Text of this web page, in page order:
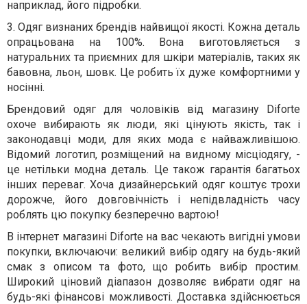
наприклад, його підробки.
3. Одяг визнаних брендів найвищої якості. Кожна деталь
опрацьована на 100%. Вона виготовляється з
натуральних та приємних для шкіри матеріалів, таких як
бавовна, льон, шовк. Це робить їх дуже комфортними у
носінні.
Брендовий одяг для чоловіків від магазину Diforte
охоче вибирають як люди, які цінують якість, так і
законодавці моди, для яких мода є найважливішою.
Відомий логотип, розміщений на видному місціодягу, -
це нетільки модна деталь. Це також гарантія багатьох
інших переваг. Хоча дизайнерський одяг коштує трохи
дорожче, його довговічність і непідвладність часу
роблять цю покупку безперечно вартою!
В інтернет магазині Diforte на вас чекають вигідні умови
покупки, включаючи: великий вибір одягу на будь-який
смак з описом та фото, що робить вибір простим.
Широкий ціновий діапазон дозволяє вибрати одяг на
будь-які фінансові можливості. Доставка здійснюється